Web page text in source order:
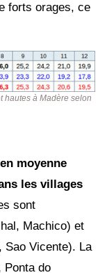
forts orages, ce
hautes à Madère selon
moyenne
les villages
sont
Machico) et
Sao Vicente). La
Ponta do